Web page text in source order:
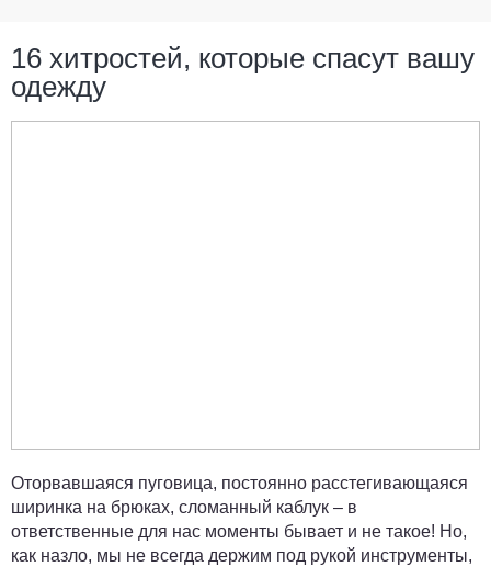
16 хитростей, которые спасут вашу
одежду
Оторвавшаяся пуговица, постоянно расстегивающаяся
ширинка на брюках, сломанный каблук – в
ответственные для нас моменты бывает и не такое! Но,
как назло, мы не всегда держим под рукой инструменты,